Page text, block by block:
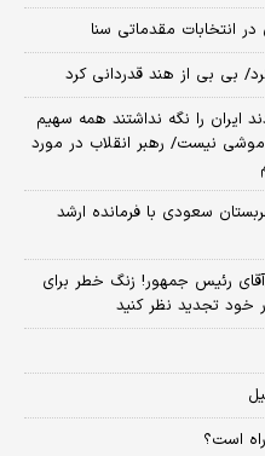
انتخابات مقدماتی سنا
بی بی از هند قدردانی کرد
ایران را نگه نداشتند همه سهیم
نیست/ رهبر انقلاب در مورد
سعودی با فرمانده ارشد
رئیس جمهور! زنگ خطر برای
خود تجدید نظر کنید
است؟